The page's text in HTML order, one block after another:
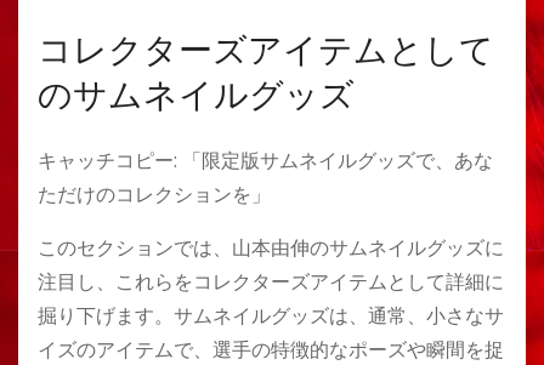
コレクターズアイテムとして
のサムネイルグッズ
キャッチコピー: 「限定版サムネイルグッズで、あな
ただけのコレクションを」
このセクションでは、山本由伸のサムネイルグッズに
注目し、これらをコレクターズアイテムとして詳細に
掘り下げます。サムネイルグッズは、通常、小さなサ
イズのアイテムで、選手の特徴的なポーズや瞬間を捉